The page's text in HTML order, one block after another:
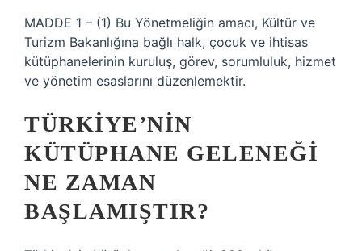
MADDE 1 – (1) Bu Yönetmeliğin amacı, Kültür ve
Turizm Bakanlığına bağlı halk, çocuk ve ihtisas
kütüphanelerinin kuruluş, görev, sorumluluk, hizmet
ve yönetim esaslarını düzenlemektir.
TÜRKIYE’NIN
KÜTÜPHANE GELENEĞI
NE ZAMAN
BAŞLAMIŞTIR?